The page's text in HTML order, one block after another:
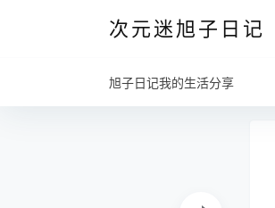
次元迷旭子日记
旭子日记我的生活分享